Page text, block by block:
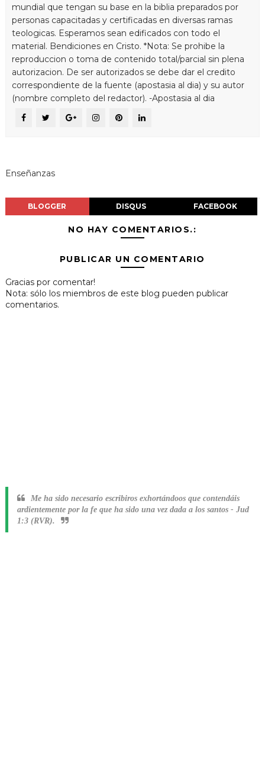
mundial que tengan su base en la biblia preparados por
personas capacitadas y certificadas en diversas ramas
teologicas. Esperamos sean edificados con todo el
material. Bendiciones en Cristo. *Nota: Se prohibe la
reproduccion o toma de contenido total/parcial sin plena
autorizacion. De ser autorizados se debe dar el credito
correspondiente de la fuente (apostasia al dia) y su autor
(nombre completo del redactor). -Apostasia al dia
Enseñanzas
BLOGGER DISQUS FACEBOOK
NO HAY COMENTARIOS.:
PUBLICAR UN COMENTARIO
Gracias por comentar!
Nota: sólo los miembros de este blog pueden publicar
comentarios.
Me ha sido necesario escribiros exhortándoos que contendáis
ardientemente por la fe que ha sido una vez dada a los santos - Jud
1:3 (RVR).